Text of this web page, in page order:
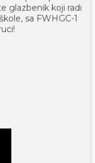
glazbenik koji radi
sa FWHGC-1